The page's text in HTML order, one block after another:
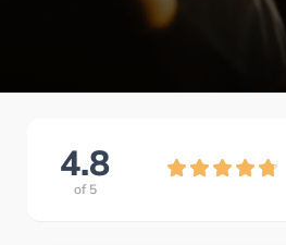
4.8
of 5